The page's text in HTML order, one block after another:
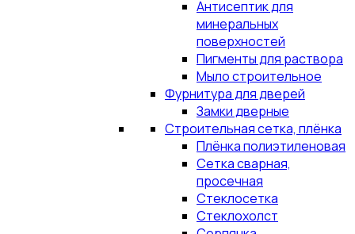
Антисептик для
минеральных
поверхностей
Пигменты для раствора
Мыло строительное
Фурнитура для дверей
Замки дверные
Строительная сетка, плёнка
Плёнка полиэтиленовая
Сетка сварная,
просечная
Стеклосетка
Стеклохолст